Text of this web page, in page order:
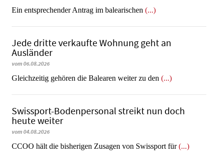
Ein entsprechender Antrag im balearischen (...)
Jede dritte verkaufte Wohnung geht an
Ausländer
vom 06.08.2026
Gleichzeitig gehören die Balearen weiter zu den (...)
Swissport-Bodenpersonal streikt nun doch
heute weiter
vom 04.08.2026
CCOO hält die bisherigen Zusagen von Swissport für(...)